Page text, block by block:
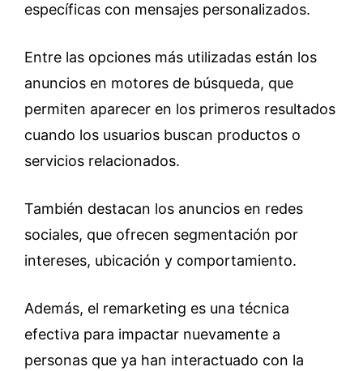
específicas con mensajes personalizados.
Entre las opciones más utilizadas están los
anuncios en motores de búsqueda, que
permiten aparecer en los primeros resultados
cuando los usuarios buscan productos o
servicios relacionados.
También destacan los anuncios en redes
sociales, que ofrecen segmentación por
intereses, ubicación y comportamiento.
Además, el remarketing es una técnica
efectiva para impactar nuevamente a
personas que ya han interactuado con la